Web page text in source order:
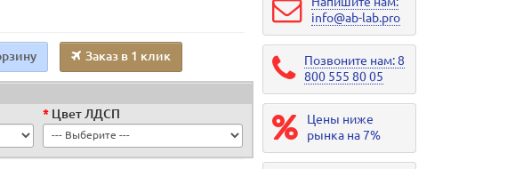
Заказ в 1 клик
Цвет ЛДСП
info@ab-lab.pro
Позвоните нам: 8
800 555 80 05
Цены ниже
рынка на 7%